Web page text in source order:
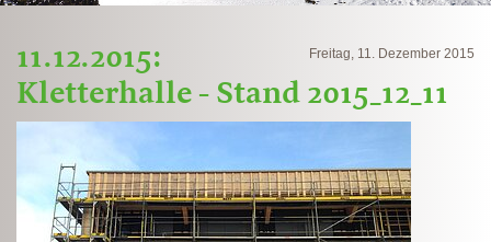
Freitag, 11. Dezember 2015
11.12.2015:
Kletterhalle - Stand 2015_12_11